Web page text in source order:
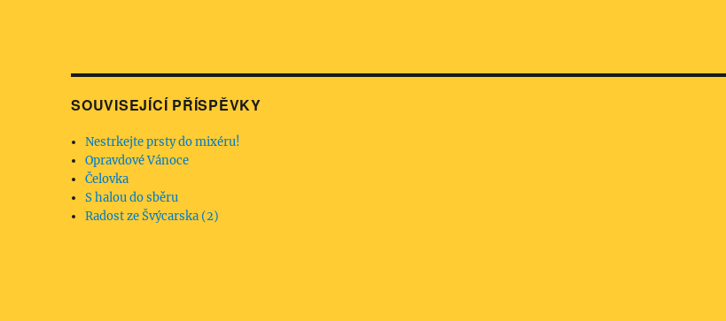
SOUVISEJÍCÍ PŘÍSPĚVKY
Nestrkejte prsty do mixéru!
Opravdové Vánoce
Čelovka
S halou do sběru
Radost ze Švýcarska (2)